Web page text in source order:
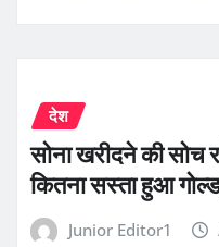
देश
सोना खरीदने की
कितना सस्ता हुआ
Junior Editor1